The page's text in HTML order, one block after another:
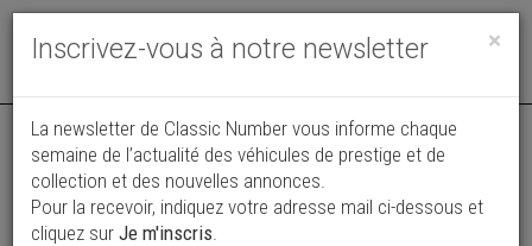
Toggle
×
Inscrivez-vous à notre newsletter
La newsletter de Classic Number vous informe chaque
semaine de l’actualité des véhicules de prestige et de
collection et des nouvelles annonces.
Pour la recevoir, indiquez votre adresse mail ci-dessous et
cliquez sur Je m'inscris.